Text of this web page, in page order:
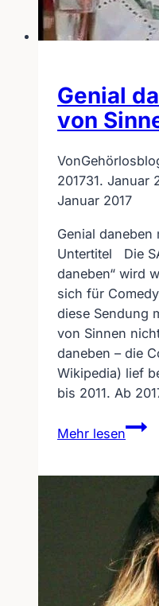
Genial
von
Von
201731. Januar
Januar 2017
Genial daneben
Untertitel Die
daneben“ wird
sich für
diese Sendung
von Sinnen
daneben – die
Wikipedia) lief
bis 2011. Ab
Mehr lesen
Genial
Hella
von
mit